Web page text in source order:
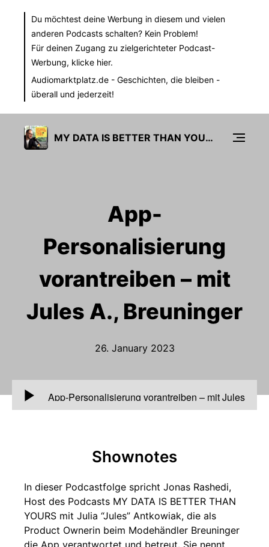
Du möchtest deine Werbung in diesem und vielen
anderen Podcasts schalten? Kein Problem!
Für deinen Zugang zu zielgerichteter Podcast-
Werbung, klicke hier.
Audiomarktplatz.de - Geschichten, die bleiben -
überall und jederzeit!
MY DATA IS BETTER THAN YOURS
App-
Personalisierung
vorantreiben – mit
Jules A., Breuninger
26. January 2023
00:00
App-Personalisierung vorantreiben – mit Jules
A., Breuninger
Shownotes
In dieser Podcastfolge spricht Jonas Rashedi,
Host des Podcasts MY DATA IS BETTER THAN
YOURS mit Julia “Jules” Antkowiak, die als
Product Ownerin beim Modehändler Breuninger
die App verantwortet und betreut. Sie nennt